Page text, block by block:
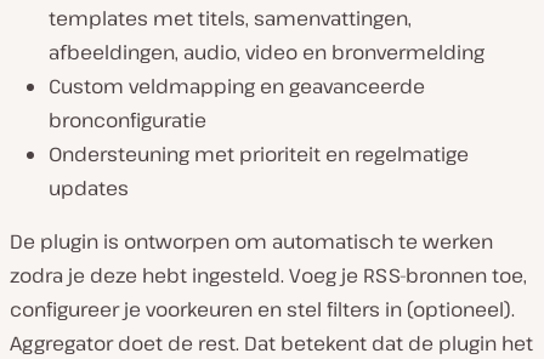
templates met titels, samenvattingen,
afbeeldingen, audio, video en bronvermelding
Custom veldmapping en geavanceerde
bronconfiguratie
Ondersteuning met prioriteit en regelmatige
updates
De plugin is ontworpen om automatisch te werken
zodra je deze hebt ingesteld. Voeg je RSS-bronnen toe,
configureer je voorkeuren en stel filters in (optioneel).
Aggregator doet de rest. Dat betekent dat de plugin het